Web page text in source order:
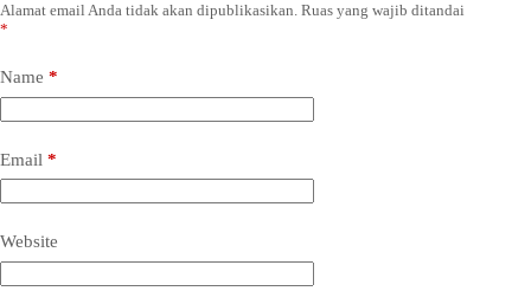
Alamat email Anda tidak akan dipublikasikan. Ruas yang wajib ditandai
*
Name *
Email *
Website